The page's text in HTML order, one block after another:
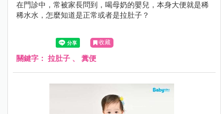
在門診中，常被家長問到，喝母奶的嬰兒，本身大便就是稀
稀水水，怎麼知道是正常或者是拉肚子？
收藏
關鍵字： 拉肚子 、 糞便